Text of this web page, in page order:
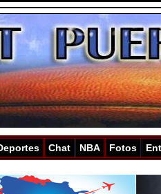
Chat NBA Fotos